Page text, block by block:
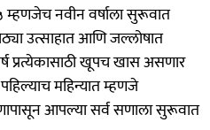
नवीन वर्षाला सुरूवात
उत्साहात आणि जल्लोषात
प्रत्येकासाठी खूपच खास असणार
महिन्यात म्हणजे
आपल्या सर्व सणाला सुरूवात